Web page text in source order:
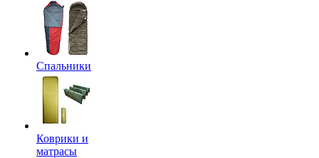
Спальники
Коврики и
матрасы